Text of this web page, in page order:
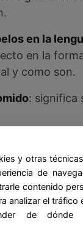
en la
en la
y como son.
: significa
mucho
en el
alguien.
y otras
de
contenido
analizar el tráfico
de dónde